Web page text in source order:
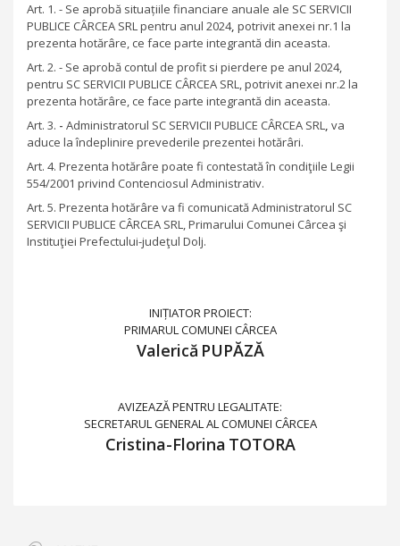
Art. 1. - Se aprobă situațiile financiare anuale ale SC SERVICII
PUBLICE CÂRCEA SRL pentru anul 2024, potrivit anexei nr.1 la
prezenta hotărâre, ce face parte integrantă din aceasta.
Art. 2. - Se aprobă contul de profit si pierdere pe anul 2024,
pentru SC SERVICII PUBLICE CÂRCEA SRL,potrivit anexei nr.2 la
prezenta hotărâre, ce face parte integrantă din aceasta.
Art. 3. - Administratorul SC SERVICII PUBLICE CÂRCEA SRL, va
aduce la îndeplinire prevederile prezentei hotărâri.
Art. 4. Prezenta hotărâre poate fi contestată în condiţiile Legii
554/2001 privind Contenciosul Administrativ.
Art. 5. Prezenta hotărâre va fi comunicată Administratorul SC
SERVICII PUBLICE CÂRCEA SRL, Primarului Comunei Cârcea şi
Instituţiei Prefectului-judeţul Dolj.
INIȚIATOR PROIECT:
PRIMARUL COMUNEI CÂRCEA
Valerică PUPĂZĂ
AVIZEAZĂ PENTRU LEGALITATE:
SECRETARUL GENERAL AL COMUNEI CÂRCEA
Cristina-Florina TOTORA